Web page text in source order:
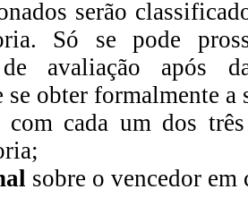
serão
Só se pode
de avaliação após
se obter formalmente a
com cada um dos
sobre o vencedor em